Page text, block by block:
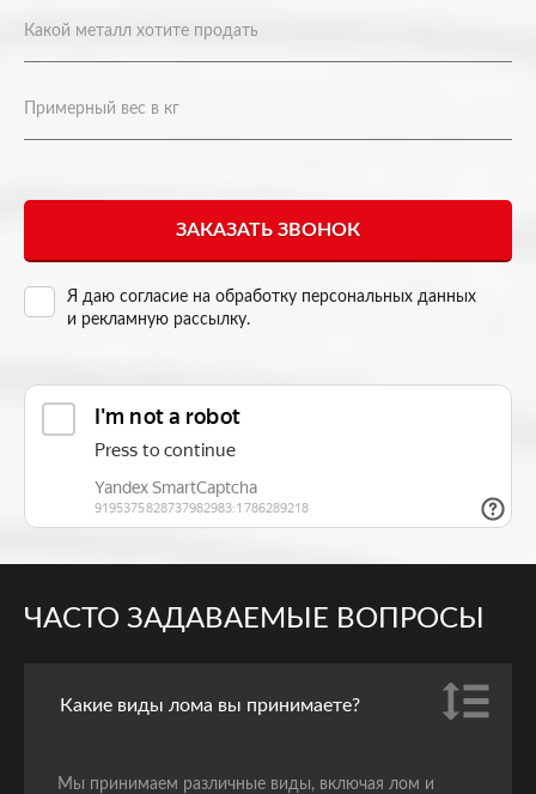
Я даю согласие на обработку персональных данных
и рекламную рассылку.
ЧАСТО ЗАДАВАЕМЫЕ ВОПРОСЫ
Какие виды лома вы принимаете?
Мы принимаем различные виды, включая лом и